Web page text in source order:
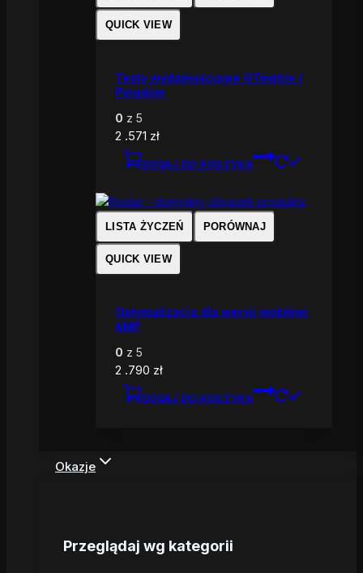
QUICK VIEW
Testy wydajnościowe GTmetrix /
Pingdom
0 z 5
2 .571 zł
DODAJ DO KOSZYKA
LISTA ŻYCZEŃ PORÓWNAJ
QUICK VIEW
Optymalizacja dla wersji mobilnej
AMP
0 z 5
2 .790 zł
DODAJ DO KOSZYKA
Okazje
Przeglądaj wg kategorii